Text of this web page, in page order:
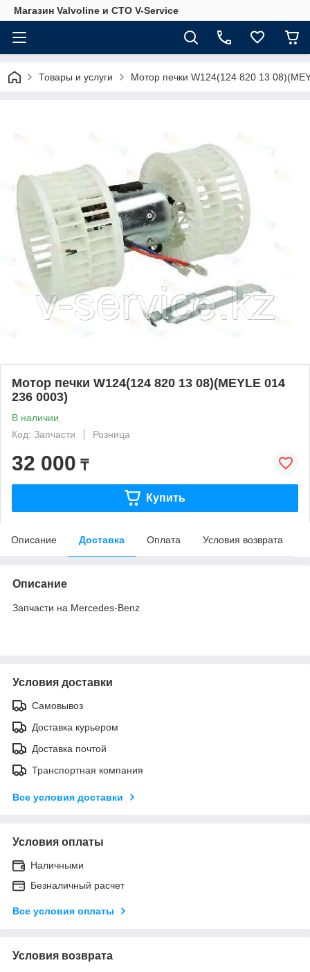
Магазин Valvoline и СТО V-Service
Товары и услуги Мотор печки W124(124 820 13
Мотор печки W124(124 820 13 08)(MEYLE 014
236 0003)
В наличии
Код: Запчасти
Розница
32 000 ₸
Купить
Описание Доставка Оплата Условия возврата
Описание
Запчасти на Mercedes-Benz
Условия доставки
Самовывоз
Доставка курьером
Доставка почтой
Транспортная компания
Все условия доставки
Условия оплаты
Наличными
Безналичный расчет
Все условия оплаты
Условия возврата